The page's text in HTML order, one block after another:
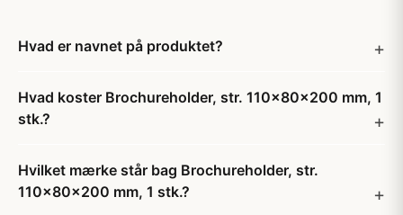
Hvad er navnet på produktet?
Hvad koster Brochureholder, str. 110x80x200 mm, 1
stk.?
Hvilket mærke står bag Brochureholder, str.
110x80x200 mm, 1 stk.?